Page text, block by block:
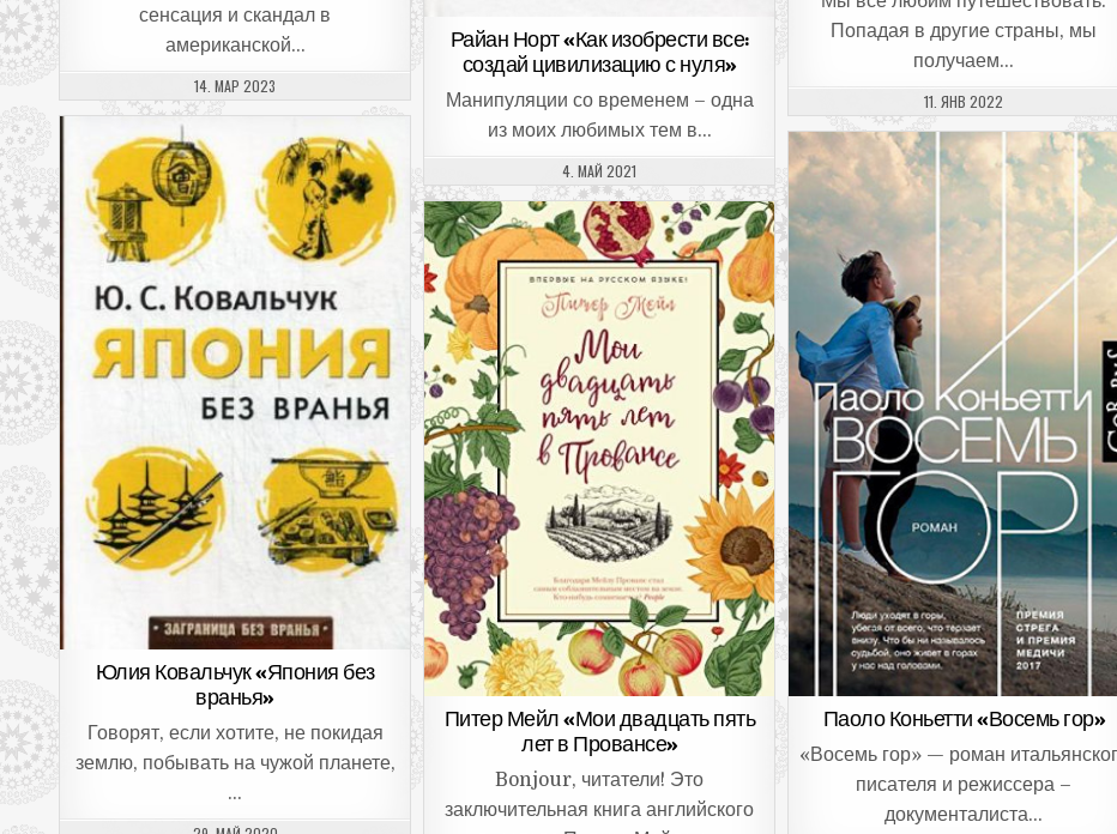
сенсация и скандал в
американской…
ДАТА ПУБЛИКАЦИИ:
14. МАР 2023
Попадая в другие страны, мы
получаем…
ДАТА ПУБЛИКАЦИИ:
11. ЯНВ 2022
Райан Норт «Как изобрести все:
создай цивилизацию с нуля»
Манипуляции со временем – одна
из моих любимых тем в…
ДАТА ПУБЛИКАЦИИ:
4. МАЙ 2021
Юлия Ковальчук «Япония без
вранья»
Говорят, если хотите, не покидая
землю, побывать на чужой планете,
…
Паоло Коньетти «Восемь гор»
«Восемь гор» — роман
писателя и режиссера –
документалиста…
Питер Мейл «Мои двадцать пять
лет в Провансе»
Bonjour, читатели! Это
заключительная книга английского